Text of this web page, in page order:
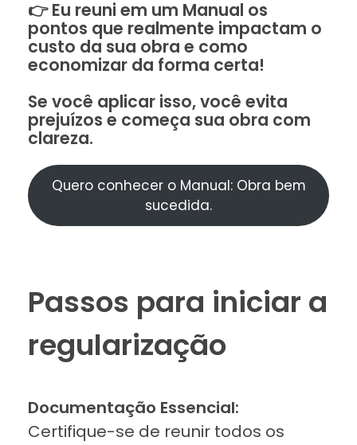
👉 Eu reuni em um Manual os
pontos que realmente impactam o
custo da sua obra e como
economizar da forma certa!
Se você aplicar isso, você evita
prejuízos e começa sua obra com
clareza.
Quero conhecer o Manual: Obra bem
sucedida.
Passos para iniciar a
regularização
Documentação Essencial:
Certifique-se de reunir todos os